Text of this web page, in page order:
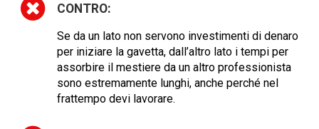
CONTRO:
Se da un lato non servono investimenti di denaro
per iniziare la gavetta, dall’altro lato i tempi per
assorbire il mestiere da un altro professionista
sono estremamente lunghi, anche perché nel
frattempo devi lavorare.